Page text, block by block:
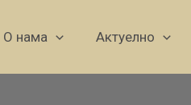
О нама Актуелно